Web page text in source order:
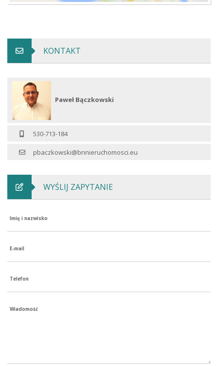
KONTAKT
Paweł Bączkowski
530-713-184
pbaczkowski@bnnieruchomosci.eu
WYŚLIJ ZAPYTANIE
Imię i nazwisko
E-mail
Telefon
Wiadomość